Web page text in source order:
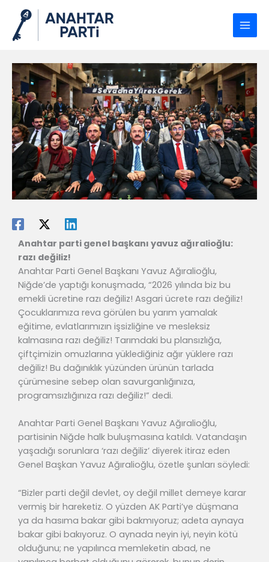
İçeriğe
Anahtar parti genel başkanı yavuz ağıralioğlu:
razı değiliz!
Anahtar Parti Genel Başkanı Yavuz Ağıralioğlu,
Niğde’de yaptığı konuşmada, “2026 yılında biz bu
emekli ücretine razı değiliz! Asgari ücrete razı değiliz!
Çocuklarımıza reva görülen bu yarım yamalak
eğitime, evlatlarımızın işsizliğine ve mesleksiz
kalmasına razı değiliz! Tarımdaki bu plansızlığa,
çiftçimizin omuzlarına yüklediğiniz ağır yüklere razı
değiliz! Bu dağınıklık yüzünden ürünün tarlada
çürümesine sebep olan savurganlığınıza,
programsızlığınıza razı değiliz!” dedi.
Anahtar Parti Genel Başkanı Yavuz Ağıralioğlu,
partisinin Niğde halk buluşmasına katıldı. Vatandaşın
yaşadığı sorunlara ‘razı değiliz’ diyerek itiraz eden
Genel Başkan Yavuz Ağıralioğlu, özetle şunları söyledi:
“Bizler parti değil devlet, oy değil millet demeye karar
vermiş bir hareketiz. O yüzden AK Parti’ye düşmana
ya da hasıma bakar gibi bakmıyoruz; adeta aynaya
bakar gibi bakıyoruz. O aynada neyin iyi, neyin kötü
olduğunu; ne yapılınca memleketin abad, ne